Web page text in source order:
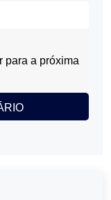
para a próxima